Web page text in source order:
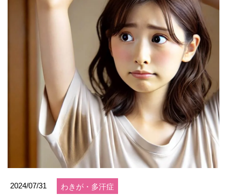
2024/07/31 わきが・多汗症